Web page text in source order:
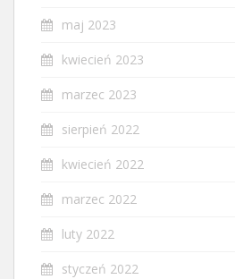
maj 2023
kwiecień 2023
marzec 2023
sierpień 2022
kwiecień 2022
marzec 2022
luty 2022
styczeń 2022